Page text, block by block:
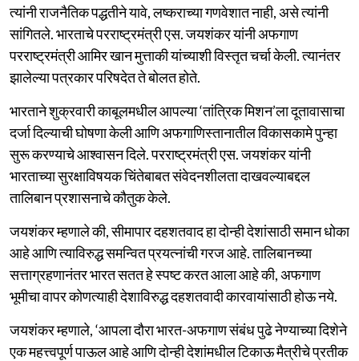
त्यांनी राजनैतिक पद्धतीने यावे, लष्कराच्या गणवेशात नाही, असे त्यांनी
सांगितले. भारताचे परराष्ट्रमंत्री एस. जयशंकर यांनी अफगाण
परराष्ट्रमंत्री आमिर खान मुत्ताकी यांच्याशी विस्तृत चर्चा केली. त्यानंतर
झालेल्या पत्रकार परिषदेत ते बोलत होते.
भारताने शुक्रवारी काबूलमधील आपल्या ‘तांत्रिक मिशन’ला दूतावासाचा
दर्जा दिल्याची घोषणा केली आणि अफगाणिस्तानातील विकासकामे पुन्हा
सुरू करण्याचे आश्वासन दिले. परराष्ट्रमंत्री एस. जयशंकर यांनी
भारताच्या सुरक्षाविषयक चिंतेबाबत संवेदनशीलता दाखवल्याबद्दल
तालिबान प्रशासनाचे कौतुक केले.
जयशंकर म्हणाले की, सीमापार दहशतवाद हा दोन्ही देशांसाठी समान धोका
आहे आणि त्याविरुद्ध समन्वित प्रयत्नांची गरज आहे. तालिबानच्या
सत्ताग्रहणानंतर भारत सतत हे स्पष्ट करत आला आहे की, अफगाण
भूमीचा वापर कोणत्याही देशाविरुद्ध दहशतवादी कारवायांसाठी होऊ नये.
जयशंकर म्हणाले, ‘आपला दौरा भारत-अफगाण संबंध पुढे नेण्याच्या दिशेने
एक महत्त्वपूर्ण पाऊल आहे आणि दोन्ही देशांमधील टिकाऊ मैत्रीचे प्रतीक